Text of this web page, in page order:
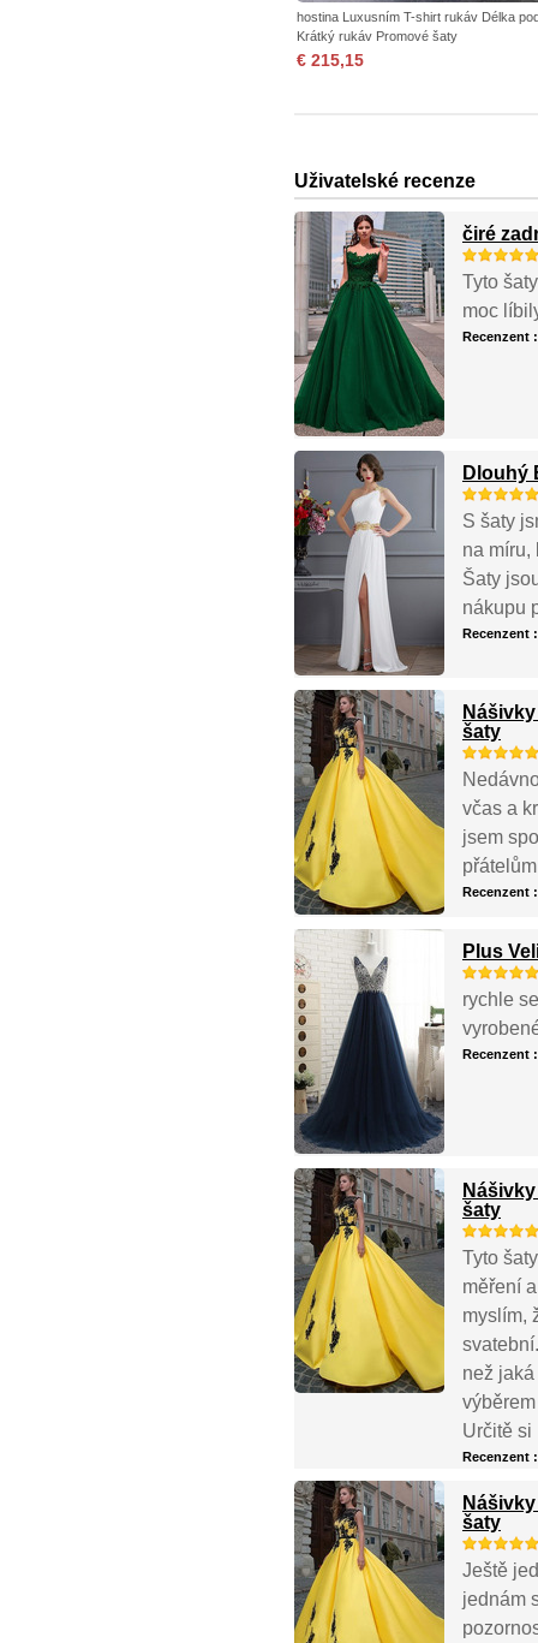
hostina Luxusním T-shirt rukáv Délka
Krátký rukáv Promové šaty
€ 215,15
Uživatelské recenze
čiré
Tyto
moc
Recenzent
Dlouhý
S šaty
na míru,
Šaty
nákupu
Recenzent
šaty
včas a
jsem
Recenzent
Plus
rychle
Recenzent
šaty
Tyto
měření
myslím,
než
Určitě si
Recenzent
šaty
Ještě
jednám